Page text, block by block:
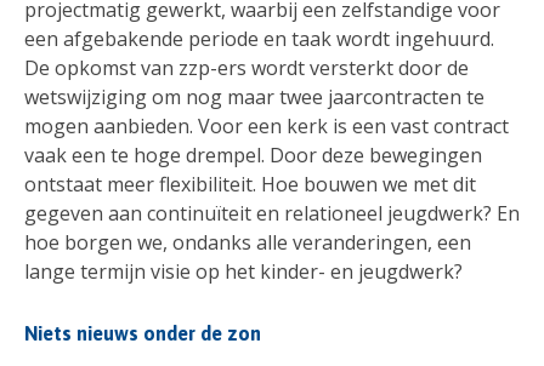
projectmatig gewerkt, waarbij een zelfstandige voor
een afgebakende periode en taak wordt ingehuurd.
De opkomst van zzp-ers wordt versterkt door de
wetswijziging om nog maar twee jaarcontracten te
mogen aanbieden. Voor een kerk is een vast contract
vaak een te hoge drempel. Door deze bewegingen
ontstaat meer flexibiliteit. Hoe bouwen we met dit
gegeven aan continuïteit en relationeel jeugdwerk? En
hoe borgen we, ondanks alle veranderingen, een
lange termijn visie op het kinder- en jeugdwerk?
Niets nieuws onder de zon